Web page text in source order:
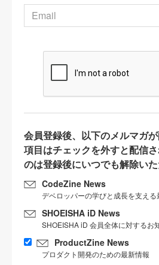
会員登録後、以下のメルマガ
項目はチェックを外すと配信
のは登録後にいつでも解除いた
CodeZine News
デベロッパーの学びと成長を支える
SHOEISHA iD News
SHOEISHA iD 会員全体に対するお
ProductZine News
プロダクト開発のための最新情報